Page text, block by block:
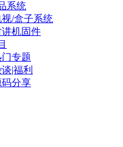
系统
视/盒子系统
讲机固件
专题
|福利
码分享